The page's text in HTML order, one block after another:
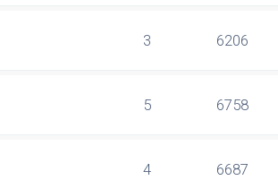
3 6206
5 6758
4 6687